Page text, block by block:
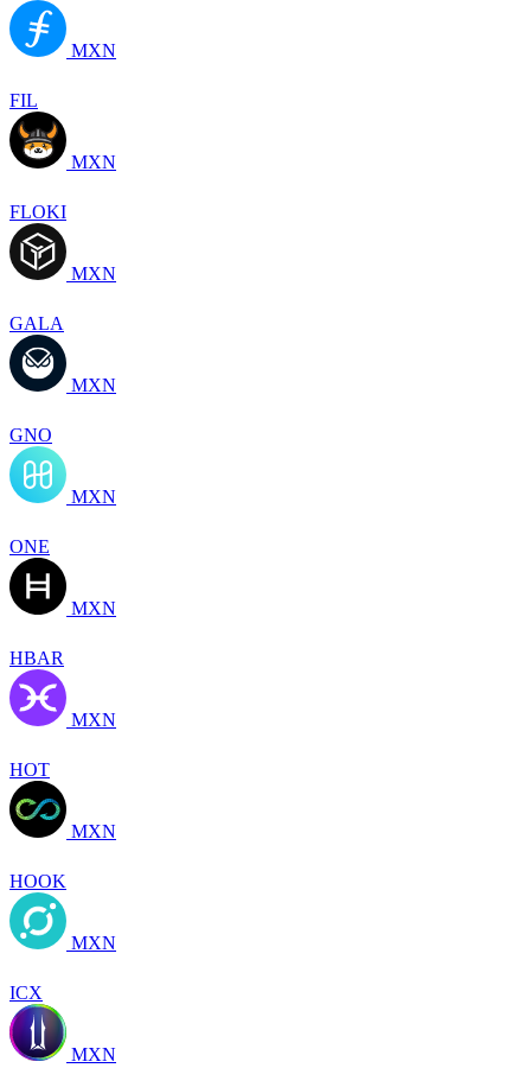
MXN
FIL
MXN
FLOKI
MXN
GALA
MXN
GNO
MXN
ONE
MXN
HBAR
MXN
HOT
MXN
HOOK
MXN
ICX
MXN